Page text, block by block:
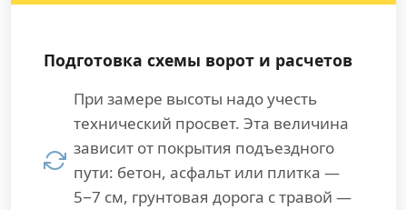
Подготовка схемы ворот и расчетов
При замере высоты надо учесть
технический просвет. Эта величина
зависит от покрытия подъездного
пути: бетон, асфальт или плитка —
5−7 см, грунтовая дорога с травой —